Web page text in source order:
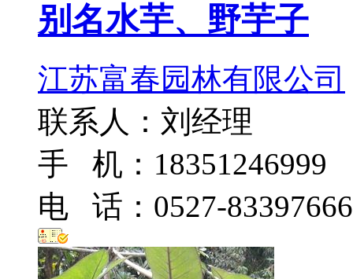
别名水芋、野芋子
江苏富春园林有限公司
联系人：刘经理
手 机：18351246999
电 话：0527-83397666